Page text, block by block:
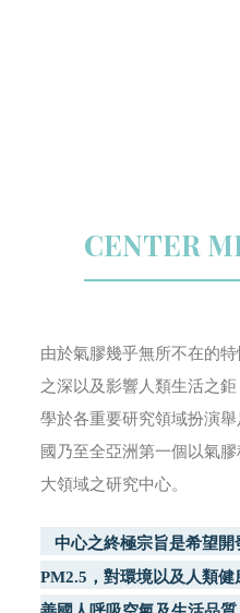
CENTER
由於氣膠幾乎無所不在的
之深以及影響人類生活之
學於各重要研究領域扮演
國乃至全亞洲第一個以氣
大領域之研究中心。
中心之終極宗旨是希望
PM2.5，對環境以及人類